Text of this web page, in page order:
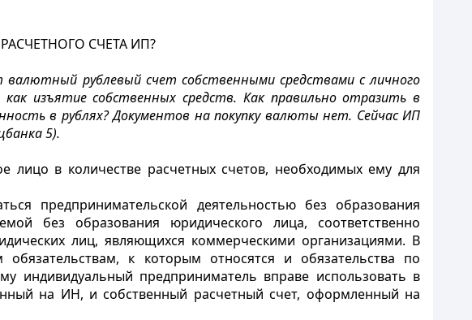
СЧЕТА ИП?
рублевый счет собственными средствами с личного
изъятие собственных средств. Как правильно отразить в
в рублях? Документов на покупку валюты нет. Сейчас ИП
5).
лицо в количестве расчетных счетов, необходимых ему для
предпринимательской деятельностью без образования
без образования юридического лица, соответственно
лиц, являющихся коммерческими организациями. В
к которым относятся и обязательства по
индивидуальный предприниматель вправе использовать в
на ИН, и собственный расчетный счет, оформленный на